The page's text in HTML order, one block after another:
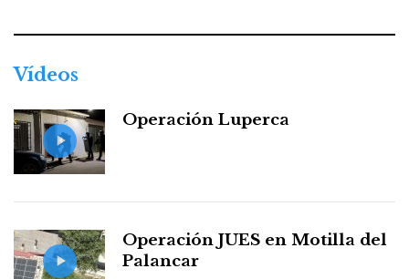
Vídeos
Operación Luperca
Operación JUES en Motilla del
Palancar